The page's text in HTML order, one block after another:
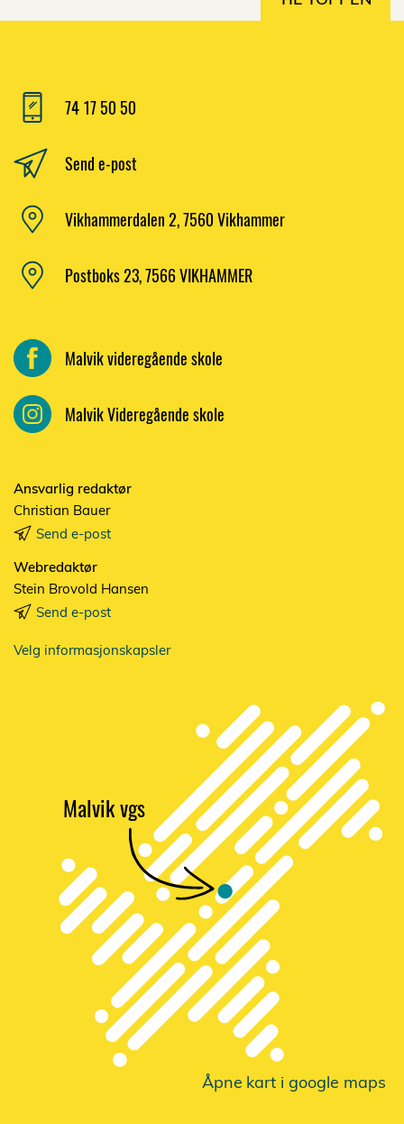
74 17 50 50
Send e-post
Vikhammerdalen 2, 7560 Vikhammer
Postboks 23, 7566 VIKHAMMER
Malvik videregående skole
Malvik Videregående skole
Ansvarlig redaktør
Christian Bauer
Send e-post
Webredaktør
Stein Brovold Hansen
Send e-post
Velg informasjonskapsler
Åpnekart i google maps
Malvik vgs